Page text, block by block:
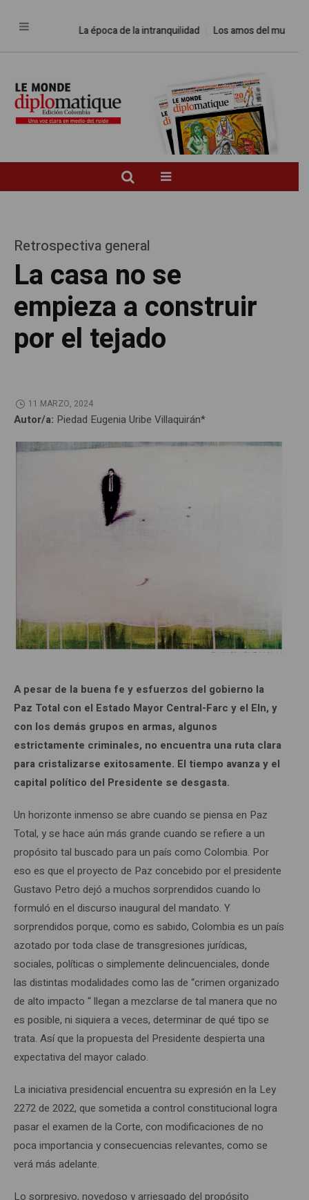
La época de la intranquilidad Los amos del mundo
Retrospectiva general
La casa no se
empieza a construir
por el tejado
11 MARZO, 2024
Autor/a: Piedad Eugenia Uribe Villaquirán*
A pesar de la buena fe y esfuerzos del gobierno la
Paz Total con el Estado Mayor Central-Farc y el Eln, y
con los demás grupos en armas, algunos
estrictamente criminales, no encuentra una ruta clara
para cristalizarse exitosamente. El tiempo avanza y el
capital político del Presidente se desgasta.
Un horizonte inmenso se abre cuando se piensa en Paz
Total, y se hace aún más grande cuando se refiere a un
propósito tal buscado para un país como Colombia. Por
eso es que el proyecto de Paz concebido por el presidente
Gustavo Petro dejó a muchos sorprendidos cuando lo
formuló en el discurso inaugural del mandato. Y
sorprendidos porque, como es sabido, Colombia es un país
azotado por toda clase de transgresiones jurídicas,
sociales, políticas o simplemente delincuenciales, donde
las distintas modalidades como las de “crimen organizado
de alto impacto “ llegan a mezclarse de tal manera que no
es posible, ni siquiera a veces, determinar de qué tipo se
trata. Así que la propuesta del Presidente despierta una
expectativa del mayor calado.
La iniciativa presidencial encuentra su expresión en la Ley
2272 de 2022, que sometida a control constitucional logra
pasar el examen de la Corte, con modificaciones de no
poca importancia y consecuencias relevantes, como se
verá más adelante.
Lo sorpresivo, novedoso y arriesgado del propósito